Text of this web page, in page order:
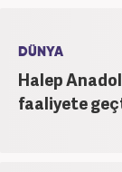
DÜNYA
Halep
faaliyete